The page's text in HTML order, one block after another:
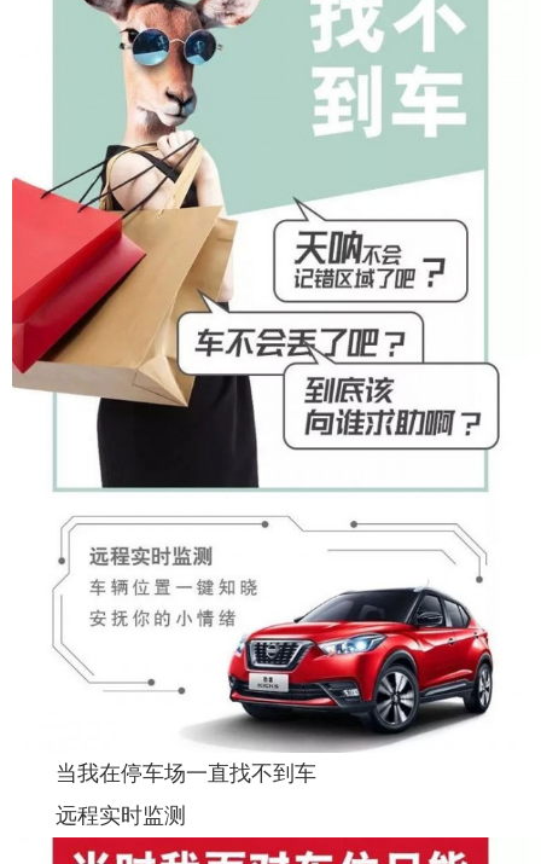
当我在停车场一直找不到车
远程实时监测